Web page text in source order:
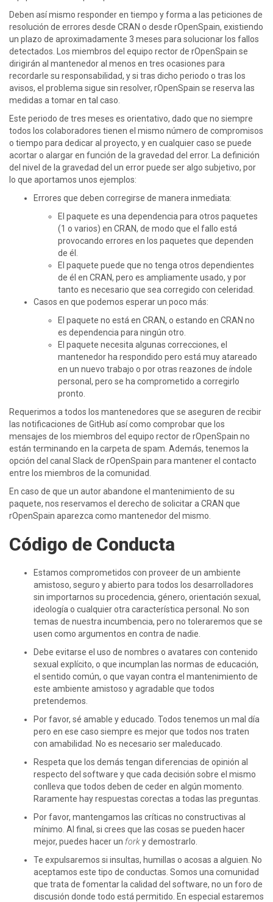
Deben así mismo responder en tiempo y forma a las peticiones de
resolución de errores desde CRAN o desde rOpenSpain, existiendo
un plazo de aproximadamente 3 meses para solucionar los fallos
detectados. Los miembros del equipo rector de rOpenSpain se
dirigirán al mantenedor al menos en tres ocasiones para
recordarle su responsabilidad, y si tras dicho periodo o tras los
avisos, el problema sigue sin resolver, rOpenSpain se reserva las
medidas a tomar en tal caso.
Este periodo de tres meses es orientativo, dado que no siempre
todos los colaboradores tienen el mismo número de compromisos
o tiempo para dedicar al proyecto, y en cualquier caso se puede
acortar o alargar en función de la gravedad del error. La definición
del nivel de la gravedad del un error puede ser algo subjetivo, por
lo que aportamos unos ejemplos:
Errores que deben corregirse de manera inmediata:
El paquete es una dependencia para otros paquetes
(1 o varios) en CRAN, de modo que el fallo está
provocando errores en los paquetes que dependen
de él.
El paquete puede que no tenga otros dependientes
de él en CRAN, pero es ampliamente usado, y por
tanto es necesario que sea corregido con celeridad.
Casos en que podemos esperar un poco más:
El paquete no está en CRAN, o estando en CRAN no
es dependencia para ningún otro.
El paquete necesita algunas correcciones, el
mantenedor ha respondido pero está muy atareado
en un nuevo trabajo o por otras reazones de índole
personal, pero se ha comprometido a corregirlo
pronto.
Requerimos a todos los mantenedores que se aseguren de recibir
las notificaciones de GitHub así como comprobar que los
mensajes de los miembros del equipo rector de rOpenSpain no
están terminando en la carpeta de spam. Además, tenemos la
opción del canal Slack de rOpenSpain para mantener el contacto
entre los miembros de la comunidad.
En caso de que un autor abandone el mantenimiento de su
paquete, nos reservamos el derecho de solicitar a CRAN que
rOpenSpain aparezca como mantenedor del mismo.
Código de Conducta
Estamos comprometidos con proveer de un ambiente
amistoso, seguro y abierto para todos los desarrolladores
sin importarnos su procedencia, género, orientación sexual,
ideología o cualquier otra característica personal. No son
temas de nuestra incumbencia, pero no toleraremos que se
usen como argumentos en contra de nadie.
Debe evitarse el uso de nombres o avatares con contenido
sexual explícito, o que incumplan las normas de educación,
el sentido común, o que vayan contra el mantenimiento de
este ambiente amistoso y agradable que todos
pretendemos.
Por favor, sé amable y educado. Todos tenemos un mal día
pero en ese caso siempre es mejor que todos nos traten
con amabilidad. No es necesario ser maleducado.
Respeta que los demás tengan diferencias de opinión al
respecto del software y que cada decisión sobre el mismo
conlleva que todos deben de ceder en algún momento.
Raramente hay respuestas corectas a todas las preguntas.
Por favor, mantengamos las críticas no constructivas al
mínimo. Al final, si crees que las cosas se pueden hacer
mejor, puedes hacer un forky demostrarlo.
Te expulsaremos si insultas, humillas o acosas a alguien. No
aceptamos este tipo de conductas. Somos una comunidad
que trata de fomentar la calidad del software, no un foro de
discusión donde todo está permitido. En especial estaremos